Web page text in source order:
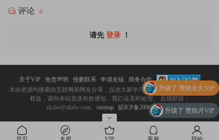
评论 0
请先 登录！
关于VIP 免责声明 侵删联系 申请友链
商务合作
本站资源均搜索自互联网和网友分享，仅供大家学习与交流。 如涉嫌侵犯您的
权益，请向本站发送有效通知，我们会及时处理。 反馈邮箱：
xkzlw@xkzlw.com。 sitemap 皖ICP备20009918号-2
升级了 赞助永久VIP
升级了 赞助月VIP
升级了 赞助月VIP